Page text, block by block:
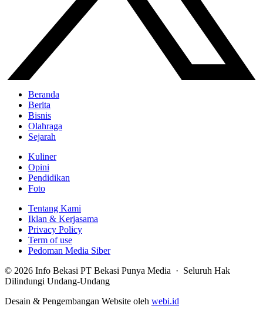
Beranda
Berita
Bisnis
Olahraga
Sejarah
Kuliner
Opini
Pendidikan
Foto
Tentang Kami
Iklan & Kerjasama
Privacy Policy
Term of use
Pedoman Media Siber
© 2026 Info Bekasi PT Bekasi Punya Media · Seluruh Hak
Dilindungi Undang-Undang
Desain & Pengembangan Website oleh webi.id